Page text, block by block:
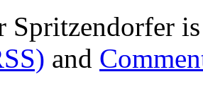
Spritzendorfer
and